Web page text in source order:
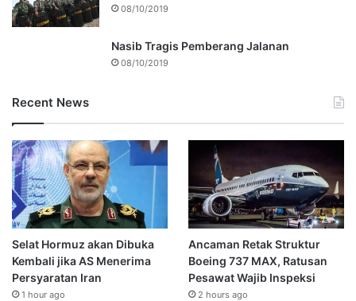
08/10/2019
Nasib Tragis Pemberang Jalanan
08/10/2019
Recent News
Selat Hormuz akan Dibuka
Kembali jika AS Menerima
Persyaratan Iran
1 hour ago
Ancaman Retak Struktur
Boeing 737 MAX, Ratusan
Pesawat Wajib Inspeksi
2 hours ago